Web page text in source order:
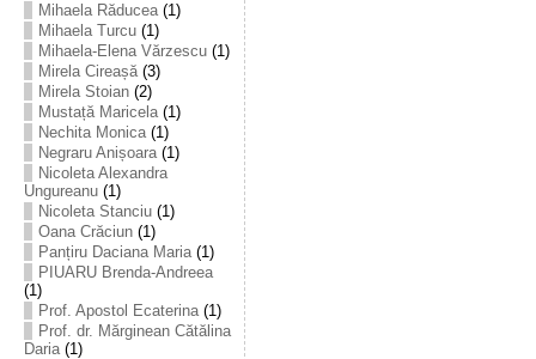
Mihaela Răducea(1)
Mihaela Turcu(1)
Mihaela-Elena Vărzescu(1)
Mirela Cireașă(3)
Mirela Stoian(2)
Mustață Maricela(1)
Nechita Monica(1)
Negraru Anișoara(1)
Nicoleta Alexandra
Ungureanu(1)
Nicoleta Stanciu(1)
Oana Crăciun(1)
Panțiru Daciana Maria(1)
PIUARU Brenda-Andreea
(1)
Prof. Apostol Ecaterina(1)
Prof. dr. Mărginean Cătălina
Daria(1)